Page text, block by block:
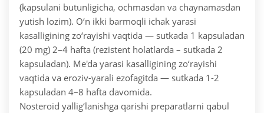
(kapsulani butunligicha, ochmasdan va chaynamasdan
yutish lozim). O‘n ikki barmoqli ichak yarasi
kasalligining zo‘rayishi vaqtida — sutkada 1 kapsuladan
(20 mg) 2–4 hafta (rezistent holatlarda – sutkada 2
kapsuladan). Me'da yarasi kasalligining zo‘rayishi
vaqtida va eroziv-yarali ezofagitda — sutkada 1-2
kapsuladan 4–8 hafta davomida.
Nosteroid yallig‘lanishga qarishi preparatlarni qabul